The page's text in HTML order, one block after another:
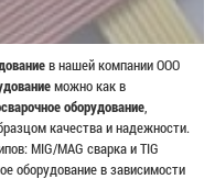
в нашей компании ООО
можно как в
оборудование
качества и надежности.
MIG/MAG сварка и TIG
оборудование в зависимости